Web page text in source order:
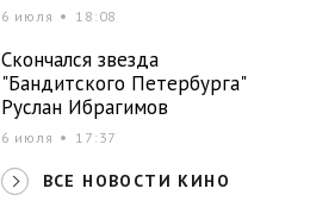
6 июля 18:08
Скончался звезда
"Бандитского Петербурга"
Руслан Ибрагимов
6 июля 17:37
ВСЕ НОВОСТИ КИНО